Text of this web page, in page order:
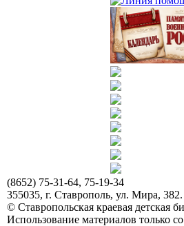
(8652) 75-31-64, 75-19-34
355035, г. Ставрополь, ул. Мира, 382.
© Ставропольская краевая
Использование материалов только